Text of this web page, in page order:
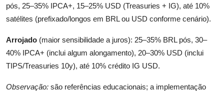
pós, 25–35% IPCA+, 15–25% USD (Treasuries + IG), até 10%
satélites (prefixado/longos em BRL ou USD conforme cenário).
Arrojado (maior sensibilidade a juros): 25–35% BRL pós, 30–
40% IPCA+ (inclui algum alongamento), 20–30% USD (inclui
TIPS/Treasuries 10y), até 10% crédito IG USD.
Observação: são referências educacionais; a implementação